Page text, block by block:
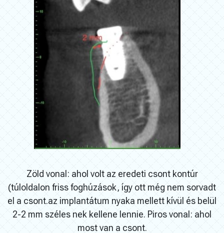
Zöld vonal: ahol volt az eredeti csont kontúr
(túloldalon friss foghúzások, így ott még nem sorvadt
el a csont.az implantátum nyaka mellett kívül és belül
2-2 mm széles nek kellene lennie. Piros vonal: ahol
most van a csont.